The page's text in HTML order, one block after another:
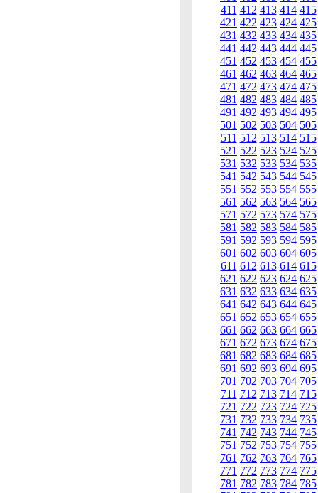
411 412 413 414 415
421 422 423 424 425
431 432 433 434 435
441 442 443 444 445
451 452 453 454 455
461 462 463 464 465
471 472 473 474 475
481 482 483 484 485
491 492 493 494 495
501 502 503 504 505
511 512 513 514 515
521 522 523 524 525
531 532 533 534 535
541 542 543 544 545
551 552 553 554 555
561 562 563 564 565
571 572 573 574 575
581 582 583 584 585
591 592 593 594 595
601 602 603 604 605
611 612 613 614 615
621 622 623 624 625
631 632 633 634 635
641 642 643 644 645
651 652 653 654 655
661 662 663 664 665
671 672 673 674 675
681 682 683 684 685
691 692 693 694 695
701 702 703 704 705
711 712 713 714 715
721 722 723 724 725
731 732 733 734 735
741 742 743 744 745
751 752 753 754 755
761 762 763 764 765
771 772 773 774 775
781 782 783 784 785